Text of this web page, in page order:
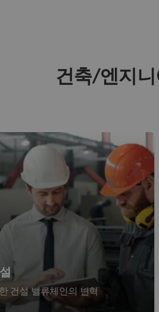
건축/엔지
건설 밸류체인의 변혁